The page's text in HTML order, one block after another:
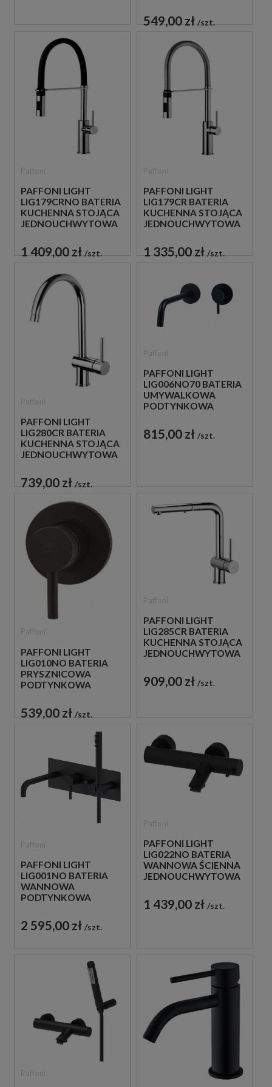
549,00 zł szt.
PAFFONI LIGHT
LIG179CRNO BATERIA
KUCHENNA STOJĄCA
JEDNOUCHWYTOWA
1 409,00 zł szt.
PAFFONI LIGHT
LIG179CR BATERIA
KUCHENNA STOJĄCA
JEDNOUCHWYTOWA
1 335,00 zł szt.
PAFFONI LIGHT
LIG280CR BATERIA
KUCHENNA STOJĄCA
JEDNOUCHWYTOWA
739,00 zł szt.
PAFFONI LIGHT
LIG006NO70 BATERIA
UMYWALKOWA
PODTYNKOWA
CZARNA
815,00 zł szt.
PAFFONI LIGHT
LIG010NO BATERIA
PRYSZNICOWA
PODTYNKOWA
CZARNA
539,00 zł szt.
PAFFONI LIGHT
LIG285CR BATERIA
KUCHENNA STOJĄCA
JEDNOUCHWYTOWA
909,00 zł szt.
PAFFONI LIGHT
LIG001NO BATERIA
WANNOWA
PODTYNKOWA
CZARNA
2 595,00 zł szt.
PAFFONI LIGHT
LIG022NO BATERIA
WANNOWA ŚCIENNA
JEDNOUCHWYTOWA
1 439,00 zł szt.